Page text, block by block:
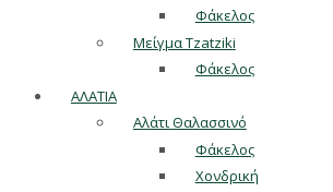
Φάκελος
Μείγμα Tzatziki
Φάκελος
ΑΛΑΤΙΑ
Αλάτι Θαλασσινό
Φάκελος
Χονδρική